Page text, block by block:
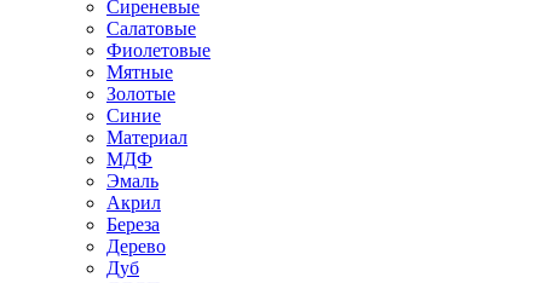
Сиреневые
Салатовые
Фиолетовые
Мятные
Золотые
Синие
Материал
МДФ
Эмаль
Акрил
Береза
Дерево
Дуб